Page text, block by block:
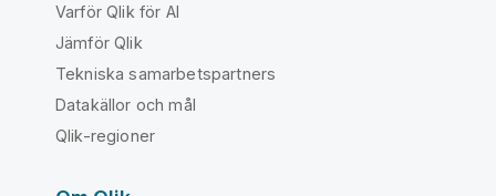
Varför Qlik för AI
Jämför Qlik
Tekniska samarbetspartners
Datakällor och mål
Qlik-regioner